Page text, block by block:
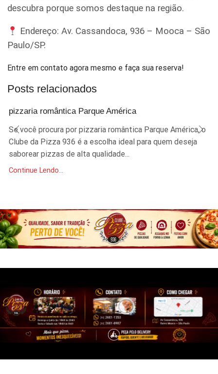
descubra porque somos destaque na região.
Endereço: Av. Cassandoca, 936 – Mooca – São
Paulo/SP.
Entre em contato agora mesmo e faça sua reserva!
Posts relacionados
pizzaria romântica Parque América
Se você procura por pizzaria romântica Parque América, o
Clube da Pizza 936 é a escolha ideal para quem deseja
saborear pizzas de alta qualidade...
Continue Lendo...